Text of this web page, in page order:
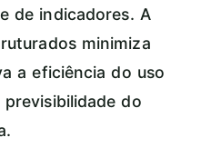
de indicadores. A
minimiza
a eficiência do uso
do